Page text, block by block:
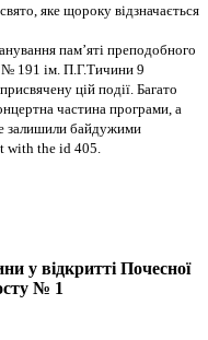
яке щороку відзначається
пам’яті преподобного
№ 191 ім. П.Г.Тичини 9
цій події. Багато
частина програми, а
залишили байдужими
with the id 405.
у відкритті Почесної
№ 1